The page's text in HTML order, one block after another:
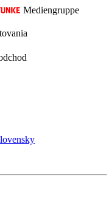
Mediengruppe